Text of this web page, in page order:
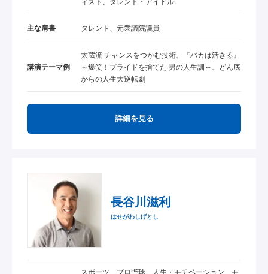
ィスト、タレント・アイドル
主な肩書 タレント、元衆議院議員
講演テーマ例
太蔵流 チャンスをつかむ技術、『バカは活きる』
～爆笑！プライドを捨てた 男の人生訓～、どん底
からの人生大逆転劇
詳細を見る
長谷川滋利
はせがわしげとし
スポーツ、プロ野球、人生・モチベーション、モ